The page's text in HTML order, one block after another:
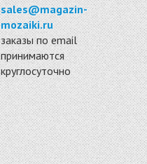
sales@magazin-
mozaiki.ru
заказы по email
принимаются
круглосуточно